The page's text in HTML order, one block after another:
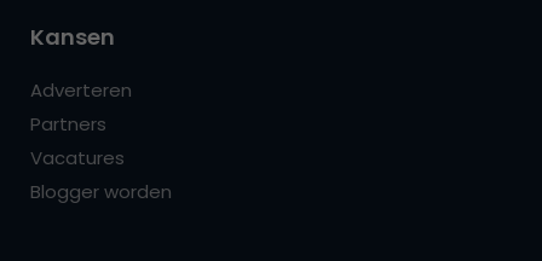
Kansen
Adverteren
Partners
Vacatures
Blogger worden